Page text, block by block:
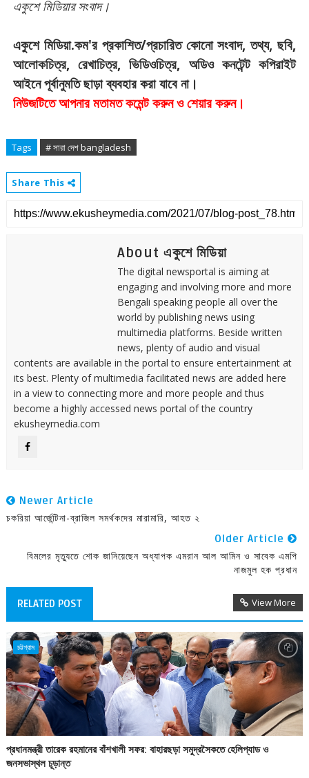
একুশে মিডিয়ার সংবাদ।
একুশে মিডিয়া.কম'র প্রকাশিত/প্রচারিত কোনো সংবাদ,তথ্য,ছবি,
আলোকচিত্র,রেখাচিত্র,ভিডিওচিত্র, অডিও কনটেন্ট কপিরাইট
আইনে পূর্বানুমতি ছাড়া ব্যবহার করা যাবে না।
নিউজটিতে আপনার মতামত কমেন্ট করুন ও শেয়ার করুন।
Tags # সারা দেশ bangladesh
Share This
About একুশে মিডিয়া
The digital newsportal is aiming at
engaging and involving more and more
Bengali speaking people all over the
world by publishing news using
multimedia platforms. Beside written
news, plenty of audio and visual
contents are available in the portal to ensure entertainment at
its best. Plenty of multimedia facilitated news are added here
in a view to connecting more and more people and thus
become a highly accessed news portal of the country
ekusheymedia.com
Newer Article
চকরিয়া আর্জেন্টিনা-ব্রাজিল সমর্থকদের মারামারি, আহত ২
Older Article
বিমলের মৃত্যুতে শোক জানিয়েছেন অধ্যাপক এমরান আল আমিন ও সাবেক এমপি
নাজমুল হক প্রধান
RELATED POST View More
চট্টগ্রাম
প্রধানমন্ত্রী তারেক রহমানের বাঁশখালী সফর: বাহারছড়া সমুদ্রসৈকতে হেলিপ্যাড ও
জনসভাস্থল চূড়ান্ত